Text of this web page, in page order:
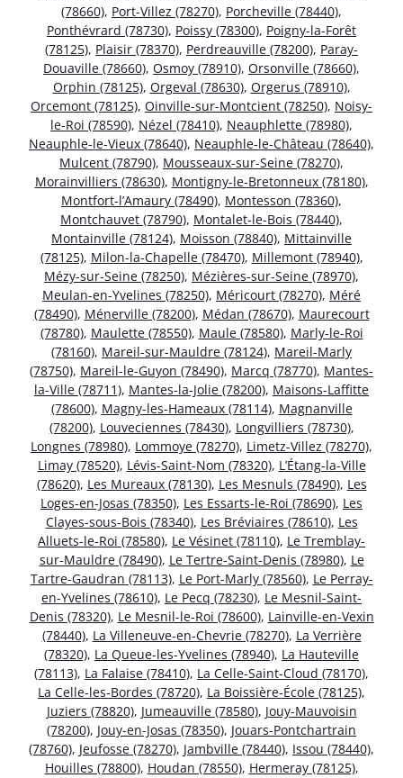
(78660), Port-Villez (78270), Porcheville (78440),
Ponthévrard (78730), Poissy (78300), Poigny-la-Forêt
(78125), Plaisir (78370), Perdreauville (78200), Paray-
Douaville (78660), Osmoy (78910), Orsonville (78660),
Orphin (78125), Orgeval (78630), Orgerus (78910),
Orcemont (78125), Oinville-sur-Montcient (78250), Noisy-
le-Roi (78590), Nézel (78410), Neauphlette (78980),
Neauphle-le-Vieux (78640), Neauphle-le-Château (78640),
Mulcent (78790), Mousseaux-sur-Seine (78270),
Morainvilliers (78630), Montigny-le-Bretonneux (78180),
Montfort-l’Amaury (78490), Montesson (78360),
Montchauvet (78790), Montalet-le-Bois (78440),
Montainville (78124), Moisson (78840), Mittainville
(78125), Milon-la-Chapelle (78470), Millemont (78940),
Mézy-sur-Seine (78250), Mézières-sur-Seine (78970),
Meulan-en-Yvelines (78250), Méricourt (78270), Méré
(78490), Ménerville (78200), Médan (78670), Maurecourt
(78780), Maulette (78550), Maule (78580), Marly-le-Roi
(78160), Mareil-sur-Mauldre (78124), Mareil-Marly
(78750), Mareil-le-Guyon (78490), Marcq (78770), Mantes-
la-Ville (78711), Mantes-la-Jolie (78200), Maisons-Laffitte
(78600), Magny-les-Hameaux (78114), Magnanville
(78200), Louveciennes (78430), Longvilliers (78730),
Longnes (78980), Lommoye (78270), Limetz-Villez (78270),
Limay (78520), Lévis-Saint-Nom (78320), L’Étang-la-Ville
(78620), Les Mureaux (78130), Les Mesnuls (78490), Les
Loges-en-Josas (78350), Les Essarts-le-Roi (78690), Les
Clayes-sous-Bois (78340), Les Bréviaires (78610), Les
Alluets-le-Roi (78580), Le Vésinet (78110), Le Tremblay-
sur-Mauldre (78490), Le Tertre-Saint-Denis (78980), Le
Tartre-Gaudran (78113), Le Port-Marly (78560), Le Perray-
en-Yvelines (78610), Le Pecq (78230), Le Mesnil-Saint-
Denis (78320), Le Mesnil-le-Roi (78600), Lainville-en-Vexin
(78440), La Villeneuve-en-Chevrie (78270), La Verrière
(78320), La Queue-les-Yvelines (78940), La Hauteville
(78113), La Falaise (78410), La Celle-Saint-Cloud (78170),
La Celle-les-Bordes (78720), La Boissière-École (78125),
Juziers (78820), Jumeauville (78580), Jouy-Mauvoisin
(78200), Jouy-en-Josas (78350), Jouars-Pontchartrain
(78760), Jeufosse (78270), Jambville (78440), Issou (78440),
Houilles (78800), Houdan (78550), Hermeray (78125),